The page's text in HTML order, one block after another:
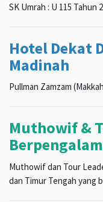
SK Umrah : U 115 Tahun
Hotel Dekat
Madinah
Pullman Zamzam
Muthowif &
Muthowif dan Tour
dan Timur Tengah yang